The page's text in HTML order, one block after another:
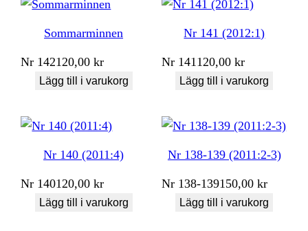
Sommarminnen
Nr 142120,00kr
Lägg till i varukorg
Nr 141 (2012:1)
Nr 141 120,00kr
Lägg till i varukorg
Nr 140 (2011:4)
Nr 140120,00kr
Lägg till i varukorg
Nr 138-139 (2011:2-3)
Nr 138-139150,00kr
Lägg till i varukorg